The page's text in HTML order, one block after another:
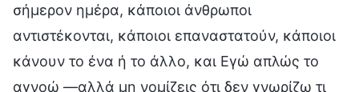
σήμερον ημέρα, κάποιοι άνθρωποι
αντιστέκονται, κάποιοι επαναστατούν, κάποιοι
κάνουν το ένα ή το άλλο, και Εγώ απλώς το
αγνοώ —αλλά μη νομίζεις ότι δεν γνωρίζω τι